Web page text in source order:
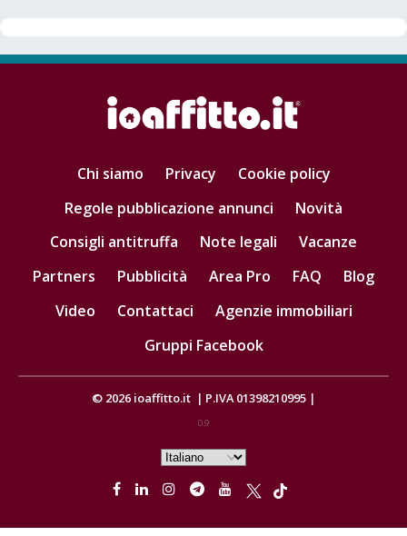
Chi siamo Privacy
Cookie policy
Regole pubblicazione annunci
Novità
Consigli antitruffa
Note legali
Vacanze
Partners
Pubblicità Area Pro FAQ
Blog
Video
Contattaci
Agenzie immobiliari
Gruppi Facebook
© 2026 ioaffitto.it | P.IVA 01398210995 |
0.9